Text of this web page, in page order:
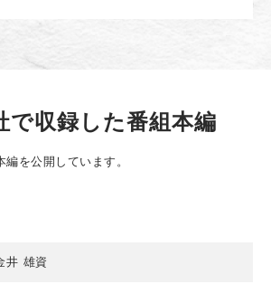
で収録した番組本編
を公開しています。
井 雄資